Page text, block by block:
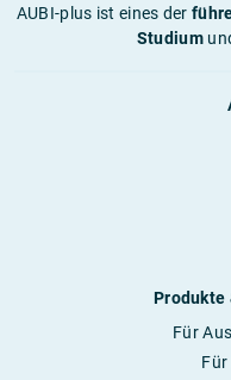
AUBI-plus ist eines der
Studium
Produkte
Für
Für